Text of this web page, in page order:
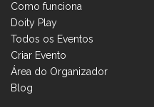
Como funciona
Doity Play
Todos os Eventos
Criar Evento
Área do Organizador
Blog